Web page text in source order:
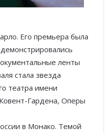
Его премьера была
ленты
стала звезда
театра имени
Гардена, Оперы
в Монако. Темой